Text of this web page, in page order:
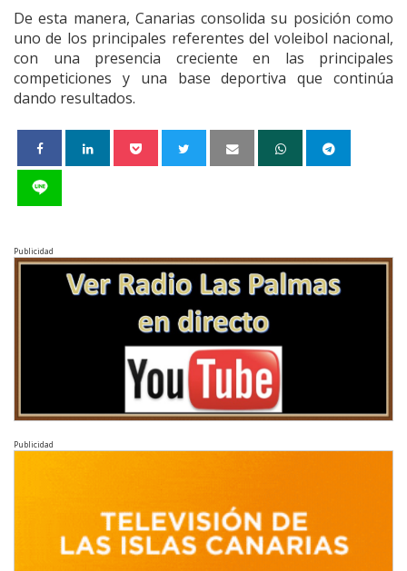
De esta manera, Canarias consolida su posición como
uno de los principales referentes del voleibol nacional,
con una presencia creciente en las principales
competiciones y una base deportiva que continúa
dando resultados.
Publicidad
Publicidad